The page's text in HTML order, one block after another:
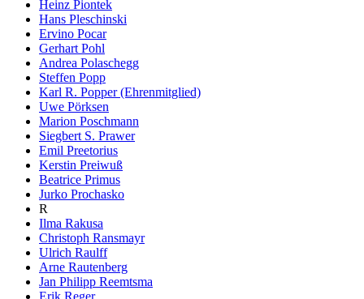
Heinz Piontek
Hans Pleschinski
Ervino Pocar
Gerhart Pohl
Andrea Polaschegg
Steffen Popp
Karl R. Popper (Ehrenmitglied)
Uwe Pörksen
Marion Poschmann
Siegbert S. Prawer
Emil Preetorius
Kerstin Preiwuß
Beatrice Primus
Jurko Prochasko
R
Ilma Rakusa
Christoph Ransmayr
Ulrich Raulff
Arne Rautenberg
Jan Philipp Reemtsma
Erik Reger